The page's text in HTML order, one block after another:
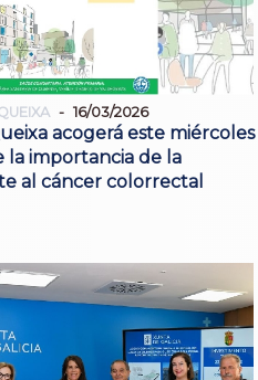
16/03/2026
acogerá este miércoles
la importancia de la
al cáncer colorrectal